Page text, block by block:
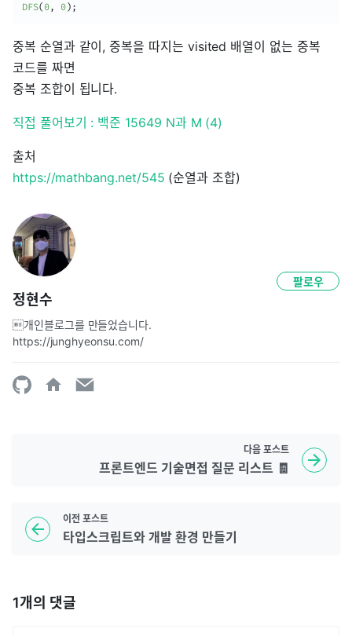
DFS( 0, 0) ;
중복 순열과 같이, 중복을 따지는 visited 배열이 없는 중복
코드를 짜면
중복 조합이 됩니다.
직접 풀어보기 : 백준 15649 N과 M (4)
출처
https://mathbang.net/545 (순열과 조합)
정현수
개인블로그를 만들었습니다.
https://junghyeonsu.com/
팔로우
이전 포스트
타입스크립트와 개발 환경 만들기
다음 포스트
프론트엔드 기술면접 질문 리스트 🧾
1개의 댓글